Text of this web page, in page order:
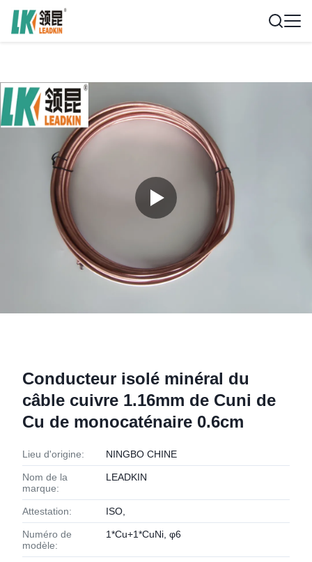
Conducteur isolé minéral du
câble cuivre 1.16mm de Cuni de
Cu de monocaténaire 0.6cm
Lieu d'origine: NINGBO CHINE
Nom de la
marque:
LEADKIN
Attestation: ISO,
Numéro de
modèle:
1*Cu+1*CuNi, φ6